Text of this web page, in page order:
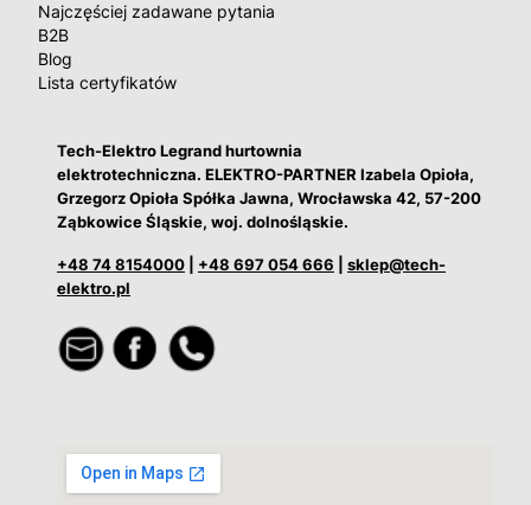
Najczęściej zadawane pytania
B2B
Blog
Lista certyfikatów
Tech-Elektro Legrand hurtownia
elektrotechniczna. ELEKTRO-PARTNER Izabela Opioła,
Grzegorz Opioła Spółka Jawna, Wrocławska 42, 57-200
Ząbkowice Śląskie, woj. dolnośląskie.
+48 74 8154000 +48 697 054 666
sklep@tech-
elektro.pl